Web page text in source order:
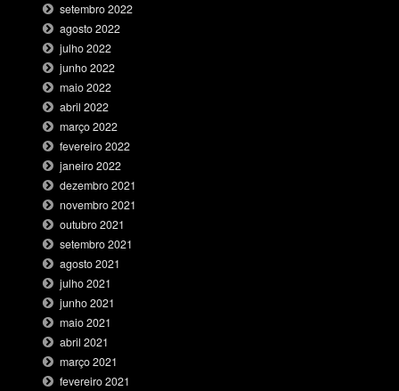
setembro 2022
agosto 2022
julho 2022
junho 2022
maio 2022
abril 2022
março 2022
fevereiro 2022
janeiro 2022
dezembro 2021
novembro 2021
outubro 2021
setembro 2021
agosto 2021
julho 2021
junho 2021
maio 2021
abril 2021
março 2021
fevereiro 2021